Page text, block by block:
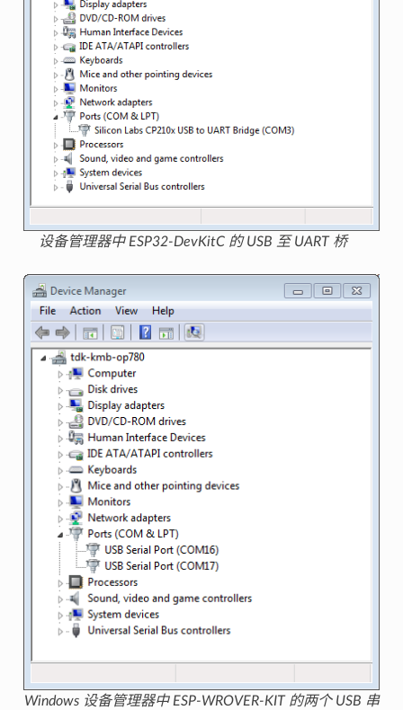
设备管理器中 ESP32-DevKitC 的 USB 至 UART 桥
Windows 设备管理器中 ESP-WROVER-KIT 的两个 USB 串